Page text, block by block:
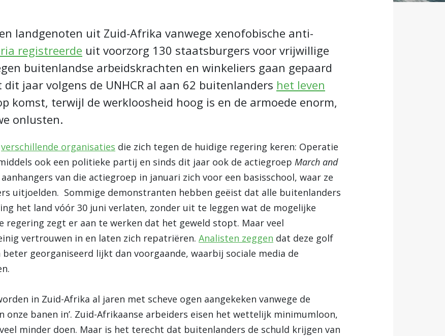
landgenoten uit Zuid-Afrika vanwege xenofobische anti-
registreerde uit voorzorg 130 staatsburgers voor vrijwillige
buitenlandse arbeidskrachten en winkeliers gaan gepaard
jaar volgens de UNHCR al aan 62 buitenlanders het leven
komst, terwijl de werkloosheid hoog is en de armoede enorm,
onlusten.
verschillende organisaties die zich tegen de huidige regering keren: Operatie
ook een politieke partij en sinds dit jaar ook de actiegroep March and
van die actiegroep in januari zich voor een basisschool, waar ze
uitjoelden. Sommige demonstranten hebben geëist dat alle buitenlanders
het land vóór 30 juni verlaten, zonder uit te leggen wat de mogelijke
regering zegt er aan te werken dat het geweld stopt. Maar veel
vertrouwen in en laten zich repatriëren. Analisten zeggen dat deze golf
georganiseerd lijkt dan voorgaande, waarbij sociale media de
in Zuid-Afrika al jaren met scheve ogen aangekeken vanwege de
onze banen in’. Zuid-Afrikaanse arbeiders eisen het wettelijk minimumloon,
minder doen. Maar is het terecht dat buitenlanders de schuld krijgen van